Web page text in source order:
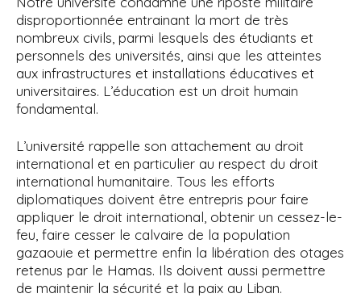
disproportionnée entrainant la mort de très
nombreux civils, parmi lesquels des étudiants et
personnels des universités, ainsi que les atteintes
aux infrastructures et installations éducatives et
universitaires. L’éducation est un droit humain
fondamental.
L’université rappelle son attachement au droit
international et en particulier au respect du droit
international humanitaire. Tous les efforts
diplomatiques doivent être entrepris pour faire
appliquer le droit international, obtenir un cessez-le-
feu, faire cesser le calvaire de la population
gazaouie et permettre enfin la libération des otages
retenus par le Hamas. Ils doivent aussi permettre
de maintenir la sécurité et la paix au Liban.